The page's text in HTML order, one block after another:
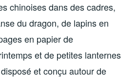
chinoises dans des cadres,
du dragon, de lapins en
en papier de
et de petites lanternes
et conçu autour de